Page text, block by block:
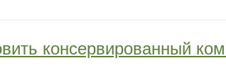
консервированный